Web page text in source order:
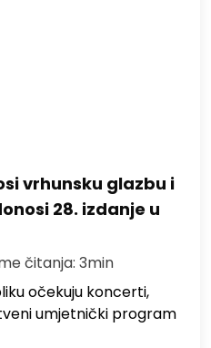
vrhunsku glazbu i
28. izdanje u
čitanja: 3min
očekuju koncerti,
umjetnički program